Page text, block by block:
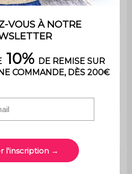
notice est fournie
Mousse polyuréthane (
densité : 28kg/m3 )
L 60 x P 62 x H 89 / 99cm